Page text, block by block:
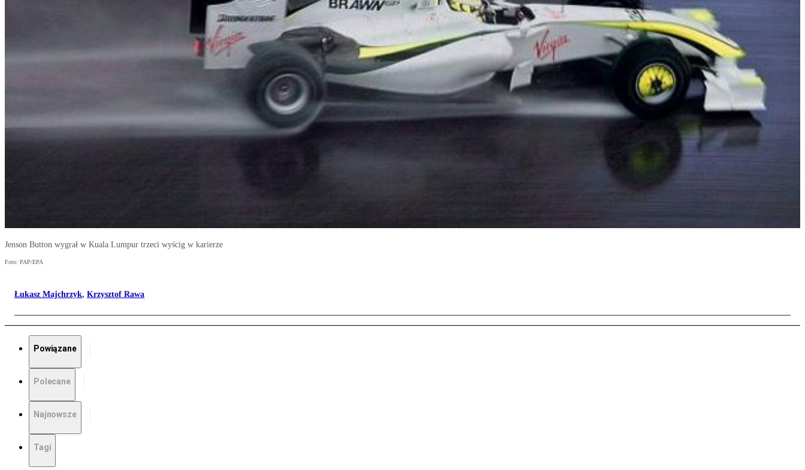
Jenson Button wygrał w Kuala Lumpur trzeci wyścig w karierze
Foto: PAP/EPA
Łukasz Majchrzyk, Krzysztof Rawa
Powiązane
Polecane
Najnowsze
Tagi